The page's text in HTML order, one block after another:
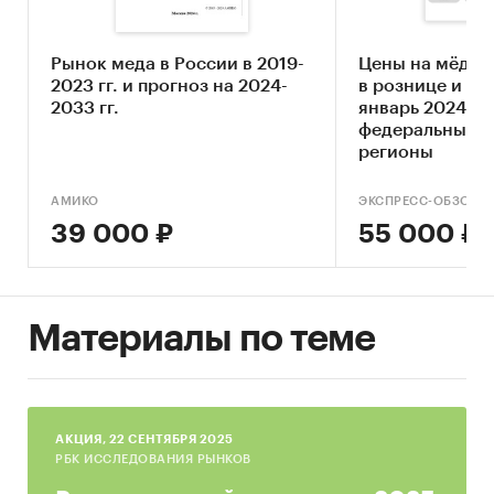
Оценка угроз со стороны основных товаров-
заменителей
Составление прогноза развития рынка до
Основные блоки исследования
Обзор рынка меда в Москве и Московской
области
Москве и Московской области
Анализ потребления меда
Прогноз объема рынка до 2030 г. в Москве и
Московской области
Рынок меда в России в 2019-
2023 гг. и прогноз на 2024-
2033 гг.
АМИКО
39 000 ₽
Цены на мёд
в рознице и
январь 2024.
федеральные
регионы
ЭКСПРЕСС-ОБЗОР
55 000 ₽
Материалы по теме
AКЦИЯ, 22 СЕНТЯБРЯ 2025
РБК ИССЛЕДОВАНИЯ РЫНКОВ